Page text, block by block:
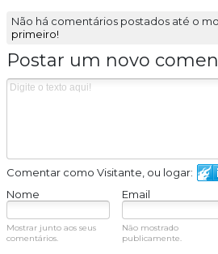
Não há comentários postados até o
primeiro!
Postar um novo
Comentar como Visitante, ou logar:
Nome
Email
Mostrar junto aos seus
comentários.
Não mostrado
publicamente.